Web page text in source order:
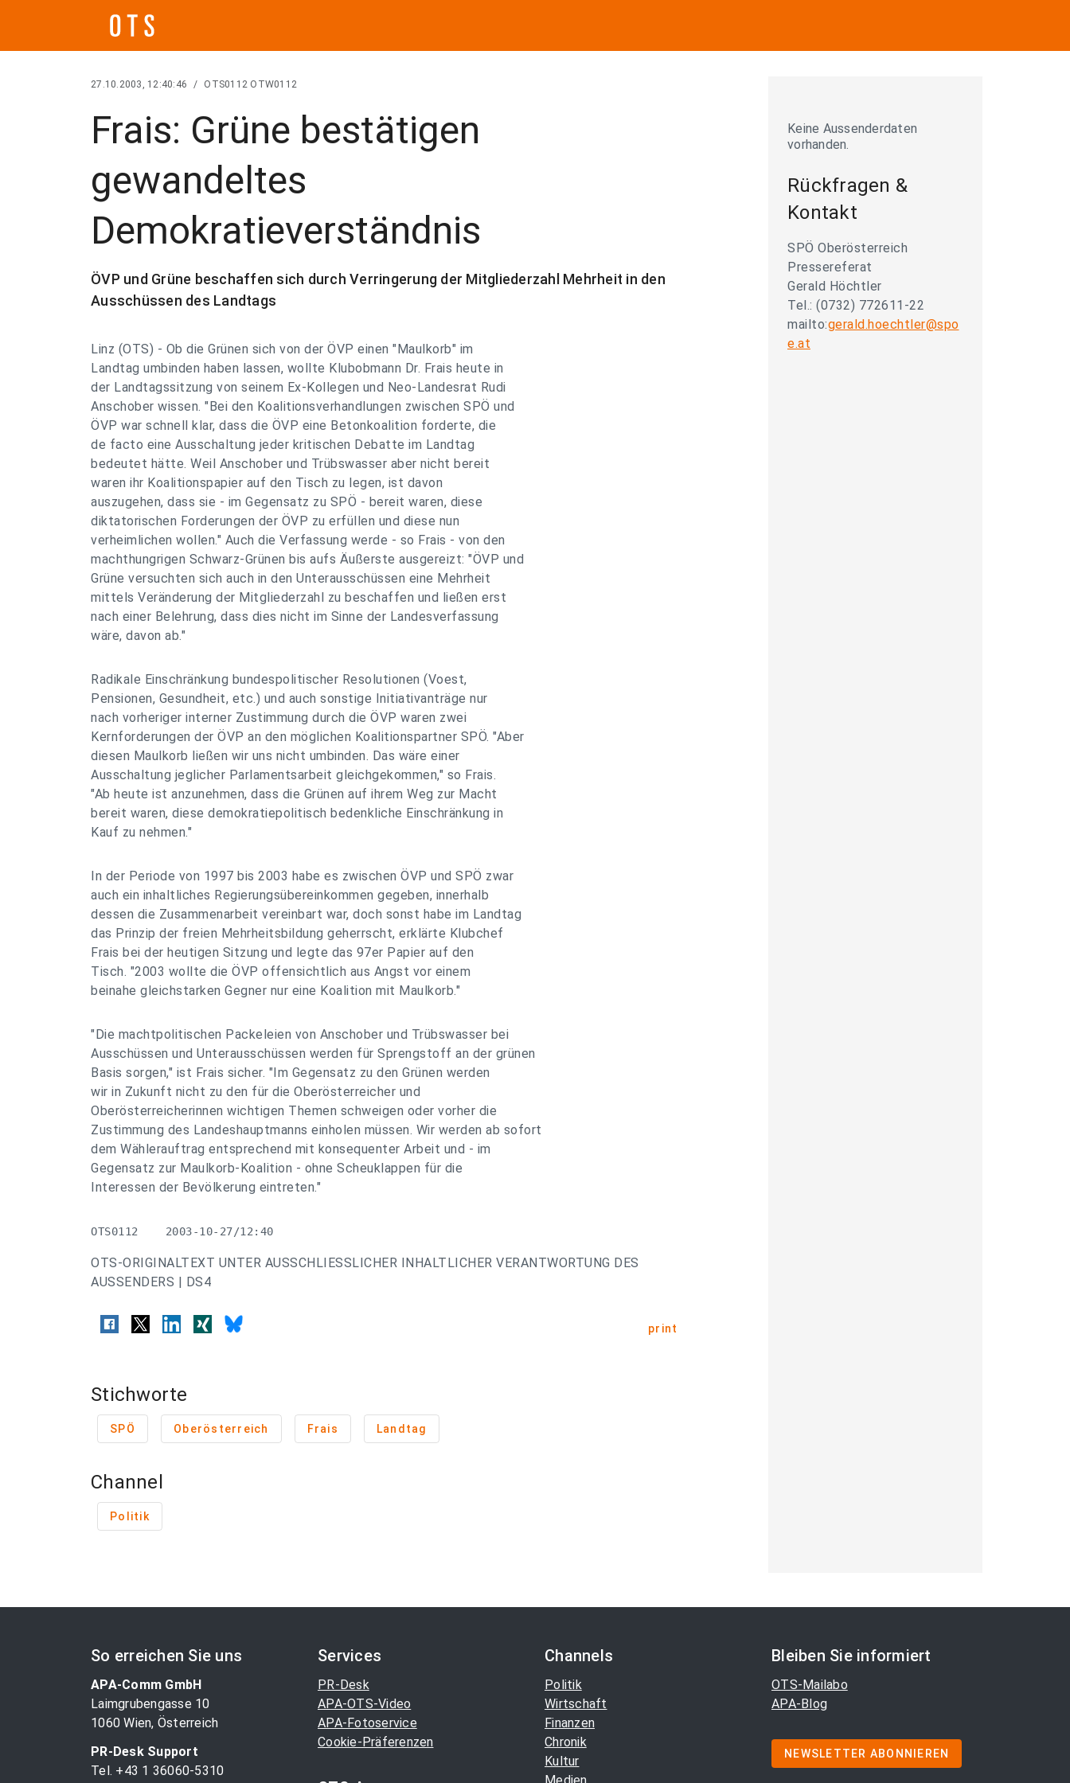
27.10.2003, 12:40:46 / OTS0112 OTW0112
Frais: Grüne bestätigen
gewandeltes
Demokratieverständnis
ÖVP und Grüne beschaffen sich durch Verringerung der Mitgliederzahl Mehrheit in den
Ausschüssen des Landtags
Linz (OTS) - Ob die Grünen sich von der ÖVP einen "Maulkorb" im
Landtag umbinden haben lassen, wollte Klubobmann Dr. Frais heute in
der Landtagssitzung von seinem Ex-Kollegen und Neo-Landesrat Rudi
Anschober wissen. "Bei den Koalitionsverhandlungen zwischen SPÖ und
ÖVP war schnell klar, dass die ÖVP eine Betonkoalition forderte, die
de facto eine Ausschaltung jeder kritischen Debatte im Landtag
bedeutet hätte. Weil Anschober und Trübswasser aber nicht bereit
waren ihr Koalitionspapier auf den Tisch zu legen, ist davon
auszugehen, dass sie - im Gegensatz zu SPÖ - bereit waren, diese
diktatorischen Forderungen der ÖVP zu erfüllen und diese nun
verheimlichen wollen." Auch die Verfassung werde - so Frais - von den
machthungrigen Schwarz-Grünen bis aufs Äußerste ausgereizt: "ÖVP und
Grüne versuchten sich auch in den Unterausschüssen eine Mehrheit
mittels Veränderung der Mitgliederzahl zu beschaffen und ließen erst
nach einer Belehrung, dass dies nicht im Sinne der Landesverfassung
wäre, davon ab."
Radikale Einschränkung bundespolitischer Resolutionen (Voest,
Pensionen, Gesundheit, etc.) und auch sonstige Initiativanträge nur
nach vorheriger interner Zustimmung durch die ÖVP waren zwei
Kernforderungen der ÖVP an den möglichen Koalitionspartner SPÖ. "Aber
diesen Maulkorb ließen wir uns nicht umbinden. Das wäre einer
Ausschaltung jeglicher Parlamentsarbeit gleichgekommen," so Frais.
"Ab heute ist anzunehmen, dass die Grünen auf ihrem Weg zur Macht
bereit waren, diese demokratiepolitisch bedenkliche Einschränkung in
Kauf zu nehmen."
In der Periode von 1997 bis 2003 habe es zwischen ÖVP und SPÖ zwar
auch ein inhaltliches Regierungsübereinkommen gegeben, innerhalb
dessen die Zusammenarbeit vereinbart war, doch sonst habe im Landtag
das Prinzip der freien Mehrheitsbildung geherrscht, erklärte Klubchef
Frais bei der heutigen Sitzung und legte das 97er Papier auf den
Tisch. "2003 wollte die ÖVP offensichtlich aus Angst vor einem
beinahe gleichstarken Gegner nur eine Koalition mit Maulkorb."
"Die machtpolitischen Packeleien von Anschober und Trübswasser bei
Ausschüssen und Unterausschüssen werden für Sprengstoff an der grünen
Basis sorgen," ist Frais sicher. "Im Gegensatz zu den Grünen werden
wir in Zukunft nicht zu den für die Oberösterreicher und
Oberösterreicherinnen wichtigen Themen schweigen oder vorher die
Zustimmung des Landeshauptmanns einholen müssen. Wir werden ab sofort
dem Wählerauftrag entsprechend mit konsequenter Arbeit und - im
Gegensatz zur Maulkorb-Koalition - ohne Scheuklappen für die
Interessen der Bevölkerung eintreten."
OTS0112    2003-10-27/12:40
OTS-ORIGINALTEXT UNTER AUSSCHLIESSLICHER INHALTLICHER VERANTWORTUNG DES
AUSSENDERS | DS4
print
Stichworte
SPÖ Oberösterreich Frais Landtag
Channel
Politik
Keine Aussenderdaten
vorhanden.
Rückfragen &
Kontakt
SPÖ Oberösterreich
Pressereferat
Gerald Höchtler
Tel.: (0732) 772611-22
mailto:gerald.hoechtler@spo
e.at
So erreichen Sie uns
APA-Comm GmbH
Laimgrubengasse 10
1060 Wien, Österreich
PR-Desk Support
Tel. +43 1 36060-5310
Services
PR-Desk
APA-OTS-Video
APA-Fotoservice
Cookie-Präferenzen
Channels
Politik
Wirtschaft
Finanzen
Chronik
Kultur
Bleiben Sie informiert
OTS-Mailabo
APA-Blog
NEWSLETTER ABONNIEREN